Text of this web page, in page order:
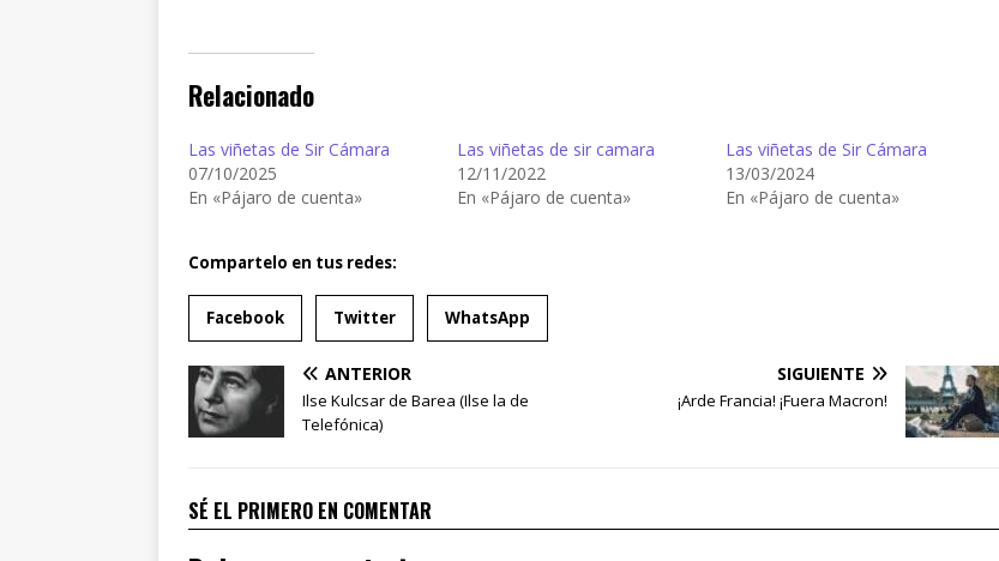
Relacionado
Las viñetas de Sir Cámara
07/10/2025
En «Pájaro de cuenta»
Las viñetas de sir camara
12/11/2022
En «Pájaro de cuenta»
Las viñetas de Sir Cámara
13/03/2024
En «Pájaro de cuenta»
Compartelo en tus redes:
Facebook Twitter WhatsApp
ANTERIOR
Ilse Kulcsar de Barea (Ilse la de
Telefónica)
SIGUIENTE
¡Arde Francia! ¡Fuera Macron!
SÉ EL PRIMERO EN COMENTAR